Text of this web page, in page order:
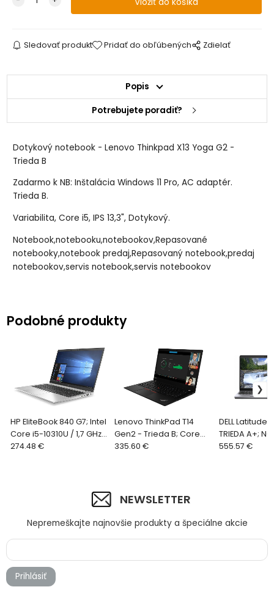
Sledovať produkt Pridať do obľúbených Zdielať
Popis
Potrebujete poradiť?
Dotykový notebook - Lenovo Thinkpad X13 Yoga G2 -
Trieda B
Zadarmo k NB: Inštalácia Windows 11 Pro, AC adaptér.
Trieda B.
Variabilita, Core i5, IPS 13,3", Dotykový.
Notebook,notebooku,notebookov,Repasované
notebooky,notebook predaj,Repasovaný notebook,predaj
notebookov,servis notebook,servis notebookov
Podobné produkty
HP EliteBook 840 G7; Intel
Core i5-10310U / 1,7 GHz,
8GB RAM, 256GB SSD
274.48 €
Lenovo ThinkPad T14
Gen2 - Trieda B; Core
i5-1145G7 / 2,6 GHz, 16GB
335.60 €
DELL Latitude
TRIEDA A+;
BATÉRIA;
555.57 €
NEWSLETTER
Nepremeškajte najnovšie produkty a špeciálne akcie
Prihlásiť